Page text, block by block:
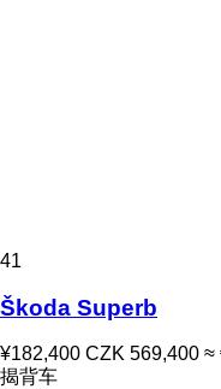
41
Škoda Superb
¥182,400 CZK 569,400 ≈
揭背车